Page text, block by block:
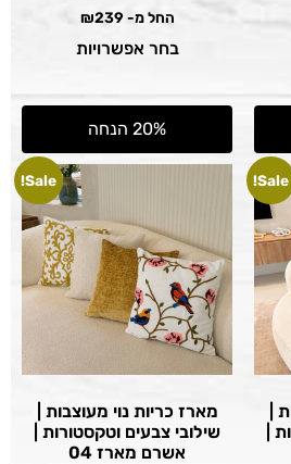
החל מ- ₪239
בחר אפשרויות
Sale!
|
|
20% הנחה
Sale!
מארז כריות נוי מעוצבות |
שילובי צבעים וטקסטורות |
אשרם מארז 04